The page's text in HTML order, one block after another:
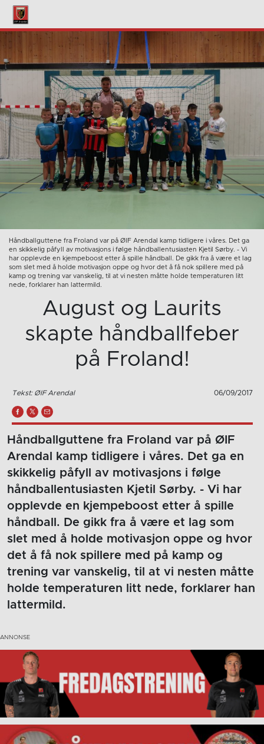
Håndballguttene fra Froland var på ØIF Arendal kamp tidligere i våres. Det ga
en skikkelig påfyll av motivasjons i følge håndballentusiasten Kjetil Sørby. - Vi
har opplevde en kjempeboost etter å spille håndball. De gikk fra å være et lag
som slet med å holde motivasjon oppe og hvor det å få nok spillere med på
kamp og trening var vanskelig, til at vi nesten måtte holde temperaturen litt
nede, forklarer han lattermild.
August og Laurits
skapte håndballfeber
på Froland!
Tekst: ØIF Arendal 06/09/2017
Håndballguttene fra Froland var på ØIF
Arendal kamp tidligere i våres. Det ga en
skikkelig påfyll av motivasjons i følge
håndballentusiasten Kjetil Sørby. - Vi har
opplevde en kjempeboost etter å spille
håndball. De gikk fra å være et lag som
slet med å holde motivasjon oppe og hvor
det å få nok spillere med på kamp og
trening var vanskelig, til at vi nesten måtte
holde temperaturen litt nede, forklarer han
lattermild.